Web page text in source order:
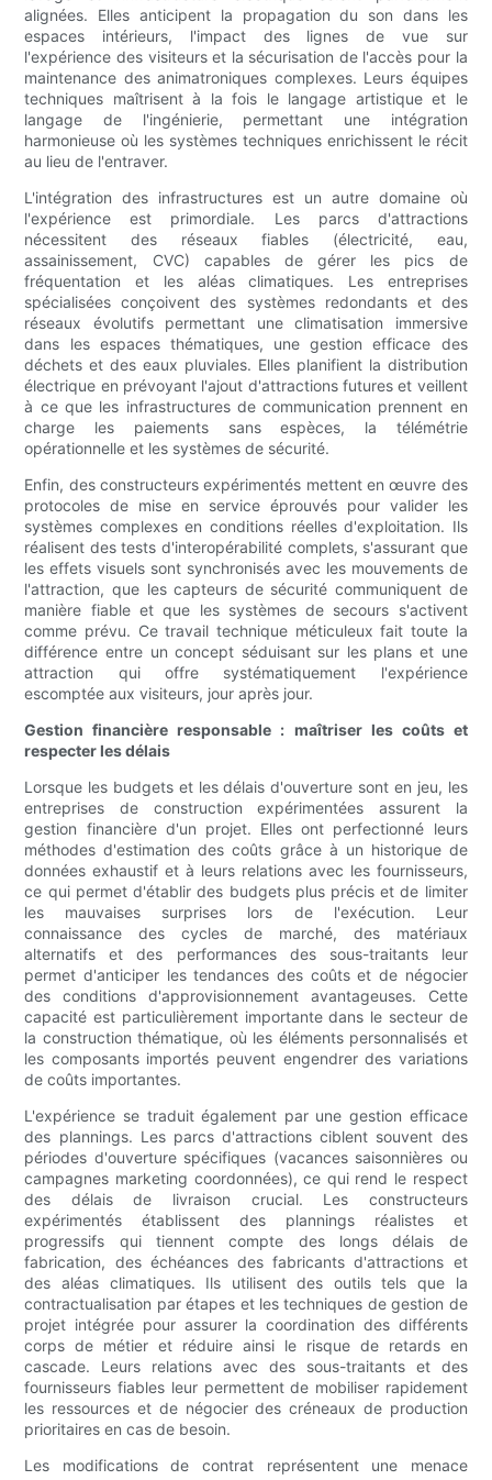
alignées. Elles anticipent la propagation du son dans les
espaces intérieurs, l'impact des lignes de vue sur
l'expérience des visiteurs et la sécurisation de l'accès pour la
maintenance des animatroniques complexes. Leurs équipes
techniques maîtrisent à la fois le langage artistique et le
langage de l'ingénierie, permettant une intégration
harmonieuse où les systèmes techniques enrichissent le récit
au lieu de l'entraver.
L'intégration des infrastructures est un autre domaine où
l'expérience est primordiale. Les parcs d'attractions
nécessitent des réseaux fiables (électricité, eau,
assainissement, CVC) capables de gérer les pics de
fréquentation et les aléas climatiques. Les entreprises
spécialisées conçoivent des systèmes redondants et des
réseaux évolutifs permettant une climatisation immersive
dans les espaces thématiques, une gestion efficace des
déchets et des eaux pluviales. Elles planifient la distribution
électrique en prévoyant l'ajout d'attractions futures et veillent
à ce que les infrastructures de communication prennent en
charge les paiements sans espèces, la télémétrie
opérationnelle et les systèmes de sécurité.
Enfin, des constructeurs expérimentés mettent en œuvre des
protocoles de mise en service éprouvés pour valider les
systèmes complexes en conditions réelles d'exploitation. Ils
réalisent des tests d'interopérabilité complets, s'assurant que
les effets visuels sont synchronisés avec les mouvements de
l'attraction, que les capteurs de sécurité communiquent de
manière fiable et que les systèmes de secours s'activent
comme prévu. Ce travail technique méticuleux fait toute la
différence entre un concept séduisant sur les plans et une
attraction qui offre systématiquement l'expérience
escomptée aux visiteurs, jour après jour.
Gestion financière responsable : maîtriser les coûts et
respecter les délais
Lorsque les budgets et les délais d'ouverture sont en jeu, les
entreprises de construction expérimentées assurent la
gestion financière d'un projet. Elles ont perfectionné leurs
méthodes d'estimation des coûts grâce à un historique de
données exhaustif et à leurs relations avec les fournisseurs,
ce qui permet d'établir des budgets plus précis et de limiter
les mauvaises surprises lors de l'exécution. Leur
connaissance des cycles de marché, des matériaux
alternatifs et des performances des sous-traitants leur
permet d'anticiper les tendances des coûts et de négocier
des conditions d'approvisionnement avantageuses. Cette
capacité est particulièrement importante dans le secteur de
la construction thématique, où les éléments personnalisés et
les composants importés peuvent engendrer des variations
de coûts importantes.
L'expérience se traduit également par une gestion efficace
des plannings. Les parcs d'attractions ciblent souvent des
périodes d'ouverture spécifiques (vacances saisonnières ou
campagnes marketing coordonnées), ce qui rend le respect
des délais de livraison crucial. Les constructeurs
expérimentés établissent des plannings réalistes et
progressifs qui tiennent compte des longs délais de
fabrication, des échéances des fabricants d'attractions et
des aléas climatiques. Ils utilisent des outils tels que la
contractualisation par étapes et les techniques de gestion de
projet intégrée pour assurer la coordination des différents
corps de métier et réduire ainsi le risque de retards en
cascade. Leurs relations avec des sous-traitants et des
fournisseurs fiables leur permettent de mobiliser rapidement
les ressources et de négocier des créneaux de production
prioritaires en cas de besoin.
Les modifications de contrat représentent une menace